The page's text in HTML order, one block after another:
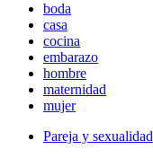
boda
casa
cocina
embarazo
hombre
maternidad
mujer
Pareja y sexualidad